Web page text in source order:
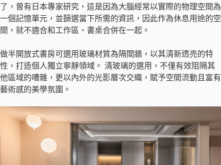
了，曾有日本專家研究，這是因為大腦經常以實際的物理空間為
一個記憶單元，並篩選當下所需的資訊，因此作為休息用途的空
間，就不適合和工作區、書桌合併在一起。
做半開放式書房可選用玻璃材質為隔間牆，以其清新透亮的特
性，打造個人獨立寧靜領域。 清玻璃的選用，不僅有效阻隔其
他區域的嘈雜，更以內外的光影層次交織，賦予空間流動且富有
藝術感的美學氛圍。